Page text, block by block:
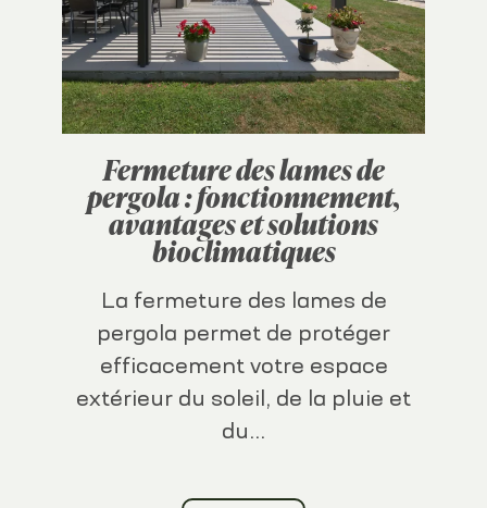
Fermeture des lames de
pergola : fonctionnement,
avantages et solutions
bioclimatiques
La fermeture des lames de
pergola permet de protéger
efficacement votre espace
extérieur du soleil, de la pluie et
du...